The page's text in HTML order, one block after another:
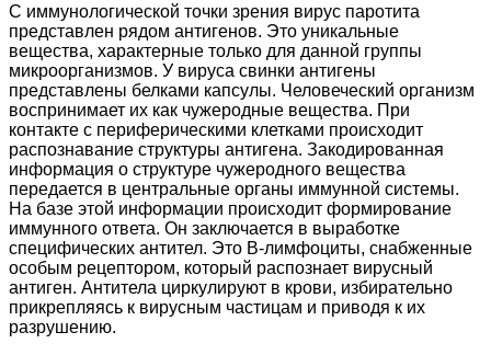
С иммунологической точки зрения вирус паротита
представлен рядом антигенов. Это уникальные
вещества, характерные только для данной группы
микроорганизмов. У вируса свинки антигены
представлены белками капсулы. Человеческий организм
воспринимает их как чужеродные вещества. При
контакте с периферическими клетками происходит
распознавание структуры антигена. Закодированная
информация о структуре чужеродного вещества
передается в центральные органы иммунной системы.
На базе этой информации происходит формирование
иммунного ответа. Он заключается в выработке
специфических антител. Это В-лимфоциты, снабженные
особым рецептором, который распознает вирусный
антиген. Антитела циркулируют в крови, избирательно
прикрепляясь к вирусным частицам и приводя к их
разрушению.